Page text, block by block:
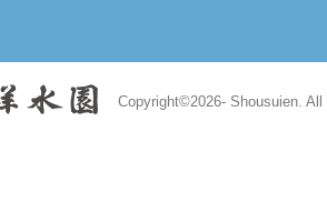
Copyright©2026- Shousuien.